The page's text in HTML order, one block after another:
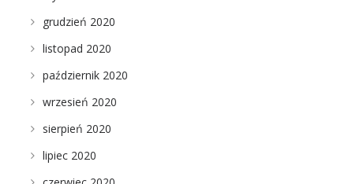
grudzień 2020
listopad 2020
październik 2020
wrzesień 2020
sierpień 2020
lipiec 2020